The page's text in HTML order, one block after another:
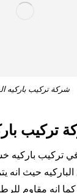
شركة تركيب باركيه
تركيب
تركيب باركيه
حيث انه
انه مقاوم